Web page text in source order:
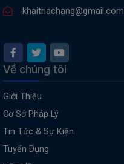
khaithachang@gmail.com
Về chúng tôi
Giới Thiệu
Cơ Sở Pháp Lý
Tin Tức & Sự Kiện
Tuyển Dụng